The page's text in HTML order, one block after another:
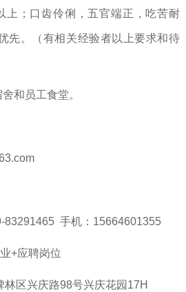
上；口齿伶俐，五官端正，吃苦耐
先。（有相关经验者以上要求和待
和员工食堂。
83291465 手机：15664601355
+应聘岗位
林区兴庆路98号兴庆花园17H